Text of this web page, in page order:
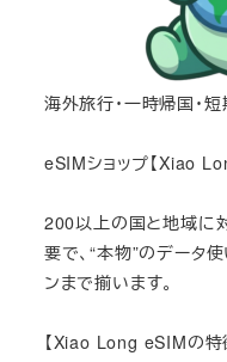
海外旅行・一時帰国・
eSIMショップ【Xiao
200以上の国と地域に
要で、“本物”のデータ
ンまで揃います。
【Xiao Long eSIMの特